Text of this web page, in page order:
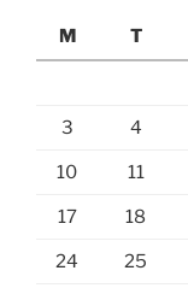
M
T
3 4
10 11
17 18
24 25